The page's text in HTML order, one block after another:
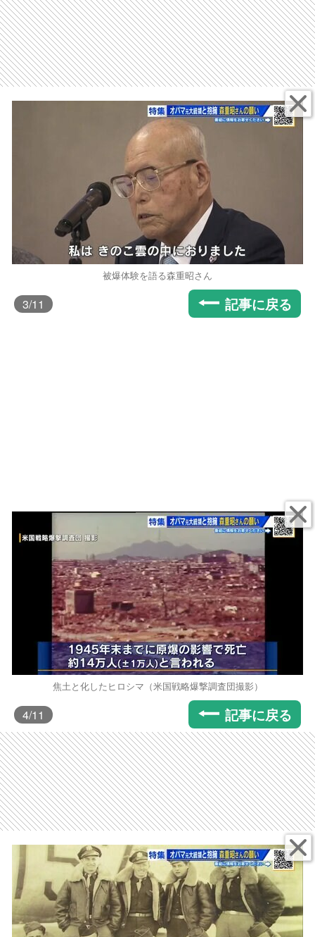
被爆体験を語る森重昭さん
3/11 記事に戻る
焦土と化したヒロシマ（米国戦略爆撃調査団撮影）
4/11 記事に戻る